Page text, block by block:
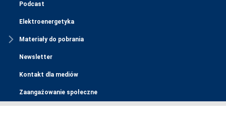
Podcast
Elektroenergetyka
Materiały do pobrania
Newsletter
Kontakt dla mediów
Zaangażowanie społeczne